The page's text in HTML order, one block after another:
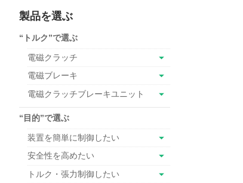
製品を選ぶ
“トルク”で選ぶ
電磁クラッチ
電磁ブレーキ
電磁クラッチブレーキユニット
“目的”で選ぶ
装置を簡単に制御したい
安全性を高めたい
トルク・張力制御したい